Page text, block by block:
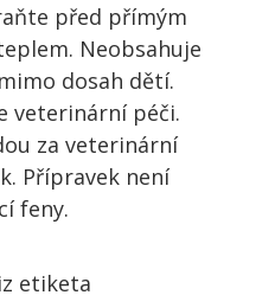
před přímým
Neobsahuje
dosah dětí.
veterinární péči.
za veterinární
Přípravek není
feny.
etiketa